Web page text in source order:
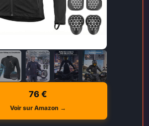
76 €
Voir sur Amazon →